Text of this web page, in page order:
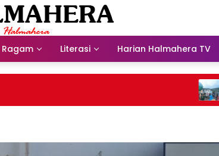
Ragam Literasi Harian Halmahera TV
Al